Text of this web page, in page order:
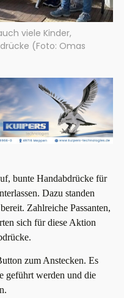
viele Kinder,
(Foto: Omas
bunte Handabdrücke für
Dazu standen
Zahlreiche Passanten,
sich für diese Aktion
zum Anstecken. Es
geführt werden und die